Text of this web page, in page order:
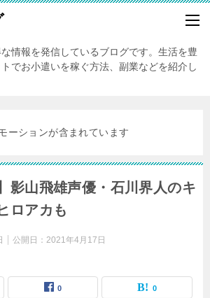
情報を発信しているブログです。生活を豊
でお小遣いを稼ぐ方法、副業などを紹介し
ーションが含まれています
影山飛雄声優・石川界人のキ
ロアカも
公開日： 2021年4月17日
0 0